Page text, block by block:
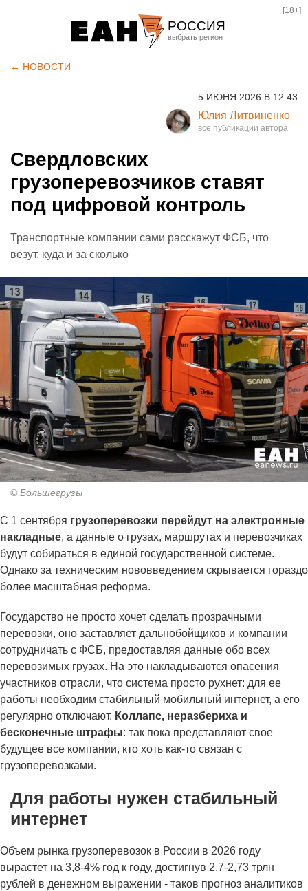
РОССИЯ
Курган
Оренбург
[18+]
← НОВОСТИ
5 ИЮНЯ 2026 В 12:43
Юлия Литвиненко
Свердловских
грузоперевозчиков ставят
под цифровой контроль
Транспортные компании сами расскажут ФСБ, что
везут, куда и за сколько
© Большегрузы
С 1 сентября грузоперевозки перейдут на электронные
накладные, а данные о грузах, маршрутах и перевозчиках
будут собираться в единой государственной системе.
Однако за техническим нововведением скрывается гораздо
более масштабная реформа.
Государство не просто хочет сделать прозрачными
перевозки, оно заставляет дальнобойщиков и компании
сотрудничать с ФСБ, предоставляя данные обо всех
перевозимых грузах. На это накладываются опасения
участников отрасли, что система просто рухнет: для ее
работы необходим стабильный мобильный интернет, а его
регулярно отключают. Коллапс, неразбериха и
бесконечные штрафы: так пока представляют свое
будущее все компании, кто хоть как-то связан с
грузоперевозками.
Для работы нужен стабильный
интернет
Объем рынка грузоперевозок в России в 2026 году
вырастет на 3,8-4% год к году, достигнув 2,7-2,73 трлн
рублей в денежном выражении - таков прогноз аналитиков